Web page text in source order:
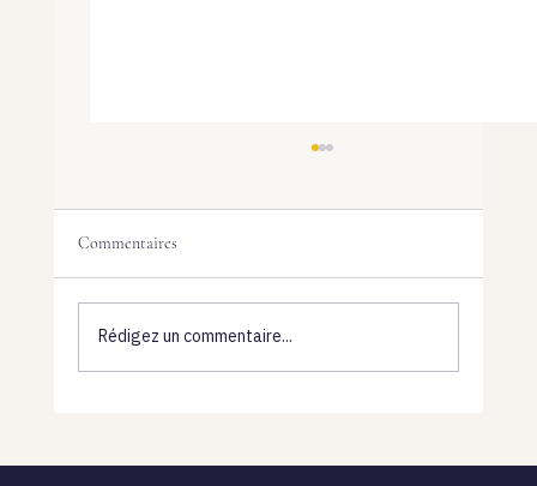
Commentaires
Rédigez un commentaire...